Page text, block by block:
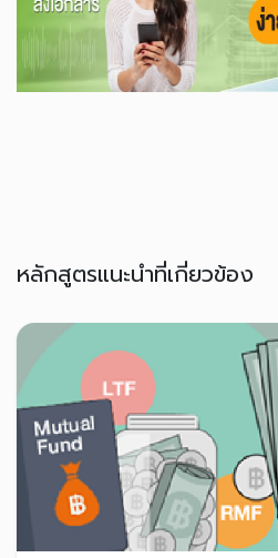
หลักสูตรแนะนำที่เกี่ยวข้อง